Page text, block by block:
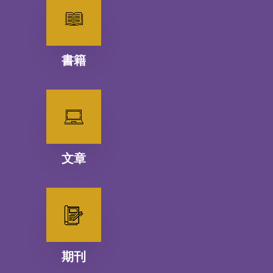
書籍
文章
期刊